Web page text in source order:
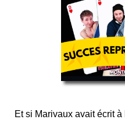
Et si Marivaux avait écrit